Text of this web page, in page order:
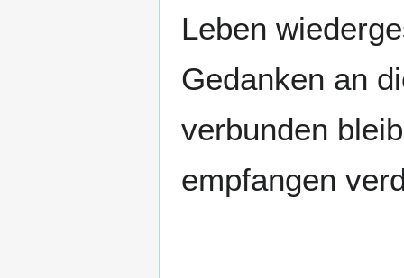
Leben
Gedanken an
verbunden
empfangen